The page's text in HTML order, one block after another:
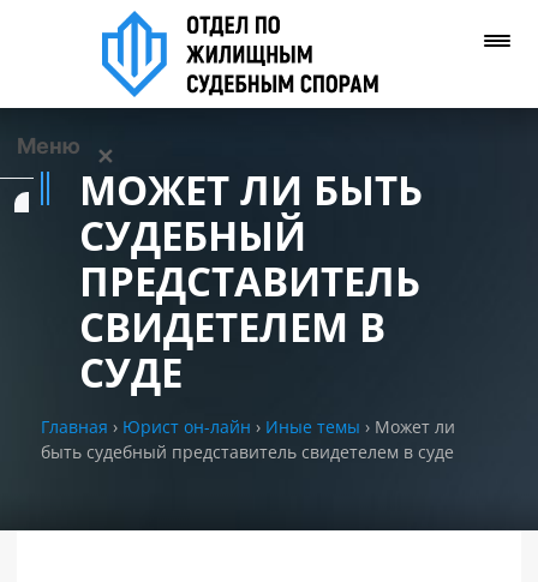
Меню ✕
Задать вопрос
(WhatsApp)
МОЖЕТ ЛИ БЫТЬ
СУДЕБНЫЙ
ПРЕДСТАВИТЕЛЬ
СВИДЕТЕЛЕМ В
СУДЕ
Главная › Юрист он-лайн › Иные темы › Может ли
быть судебный представитель свидетелем в суде